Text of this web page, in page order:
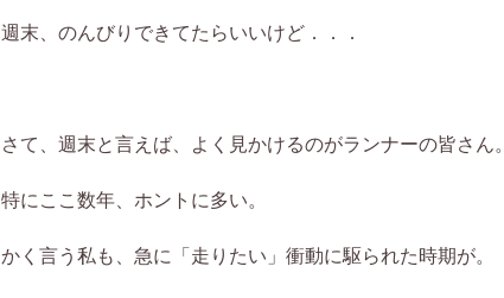
週末、のんびりできてたらいいけど．．．
さて、週末と言えば、よく見かけるのがランナーの皆さん。
特にここ数年、ホントに多い。
かく言う私も、急に「走りたい」衝動に駆られた時期が。